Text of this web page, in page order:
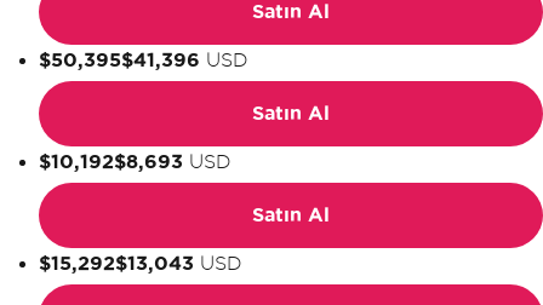
Satın Al
$50,395$41,396 USD
Satın Al
$10,192$8,693 USD
Satın Al
$15,292$13,043 USD